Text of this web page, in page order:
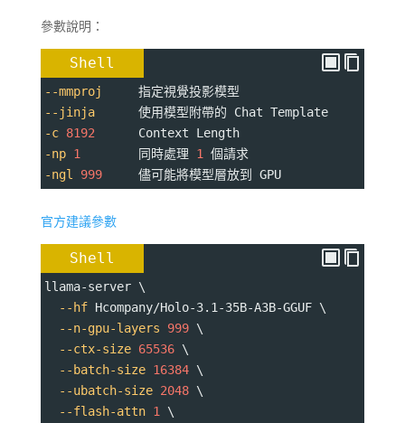
參數說明：
Shell
--mmproj
     指定視覺投影模型
--jinja
      使用模型附帶的 Chat Template
-c 8192
      Context Length
-np 1
        同時處理
1
個請求
-ngl
999
     儘可能將模型層放到 GPU
官方建議參數
Shell
llama-server \
--hf Hcompany/Holo-3.1-35B-A3B-GGUF \
--n-gpu-layers
999 \
--ctx-size 65536 \
--batch-size 16384 \
--ubatch-size 2048 \
--flash-attn 1
\